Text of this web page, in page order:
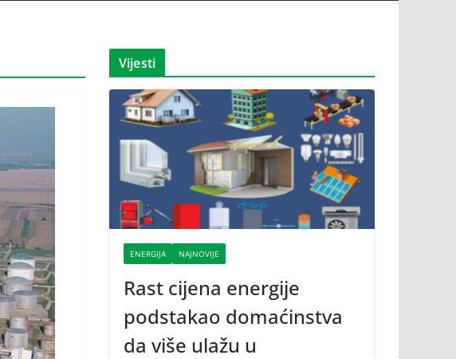
Vijesti
ENERGIJA NAJNOVIJE
Rast cijena energije
podstakao domaćinstva
da više ulažu u